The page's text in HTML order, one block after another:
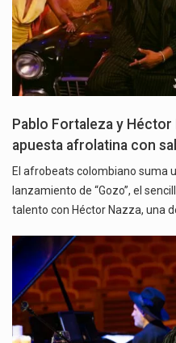
Pablo Fortaleza y
apuesta afrolatina con
El afrobeats colombiano suma
lanzamiento de “Gozo”, el
talento con Héctor Nazza, una